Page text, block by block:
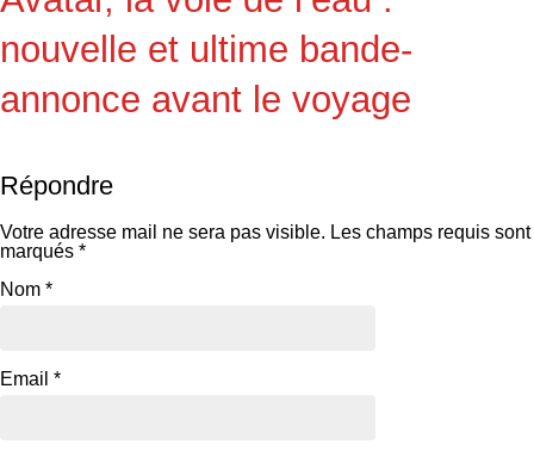
nouvelle et ultime bande-
annonce avant le voyage
Répondre
Votre adresse mail ne sera pas visible. Les champs requis sont
marqués *
Nom *
Email *